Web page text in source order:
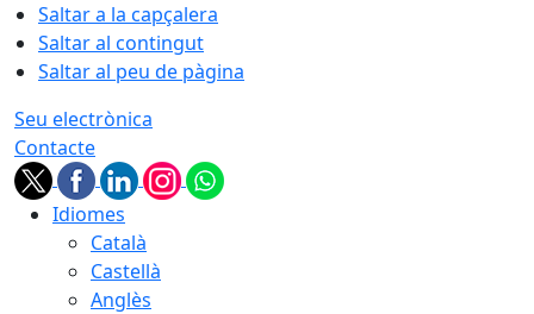
Saltar a la capçalera
Saltar al contingut
Saltar al peu de pàgina
Seu electrònica
Contacte
Idiomes
Català
Castellà
Anglès